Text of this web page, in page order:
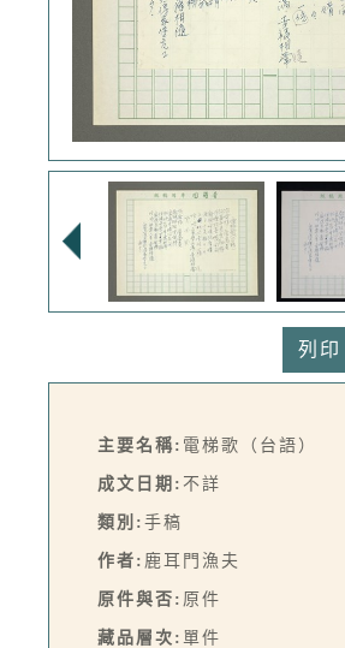
列印
主要名稱: 電梯歌（台語）
成文日期: 不詳
類別: 手稿
作者: 鹿耳門漁夫
原件與否: 原件
藏品層次: 單件